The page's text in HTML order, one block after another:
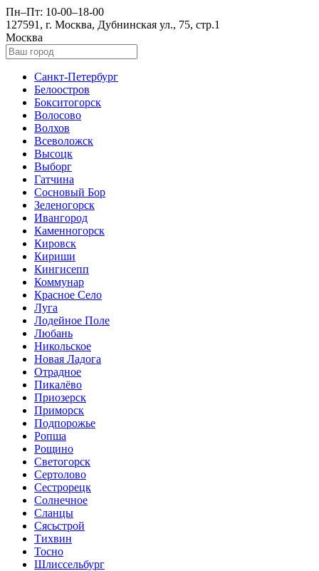
Пн–Пт: 10-00–18-00
127591, г. Москва, Дубнинская ул., 75, стр.1
Москва
Санкт-Петербург
Белоостров
Бокситогорск
Волосово
Волхов
Всеволожск
Высоцк
Выборг
Гатчина
Сосновый Бор
Зеленогорск
Ивангород
Каменногорск
Кировск
Кириши
Кингисепп
Коммунар
Красное Село
Луга
Лодейное Поле
Любань
Никольское
Новая Ладога
Отрадное
Пикалёво
Приозерск
Приморск
Подпорожье
Ропша
Рощино
Светогорск
Сертолово
Сестрорецк
Солнечное
Сланцы
Сясьстрой
Тихвин
Тосно
Шлиссельбург